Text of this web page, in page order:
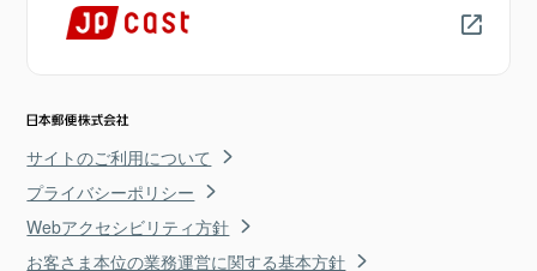
サイトのご利用について
プライバシーポリシー
Webアクセシビリティ方針
お客さま本位の業務運営に関する基本方針